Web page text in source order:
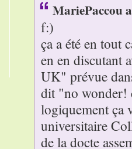
MariePaccou
f:)
ça a été en tout
en en discutant
UK" prévue
dit "no wonder!
logiquement ça
universitaire
de la docte